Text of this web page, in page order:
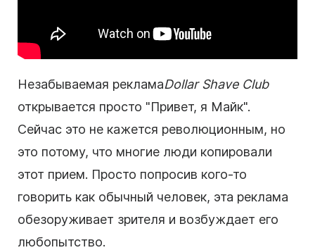
Незабываемая рекламаDollar Shave Club
открывается просто "Привет, я Майк".
Сейчас это не кажется революционным, но
это потому, что многие люди копировали
этот прием. Просто попросив кого-то
говорить как обычный человек, эта реклама
обезоруживает зрителя и возбуждает его
любопытство.